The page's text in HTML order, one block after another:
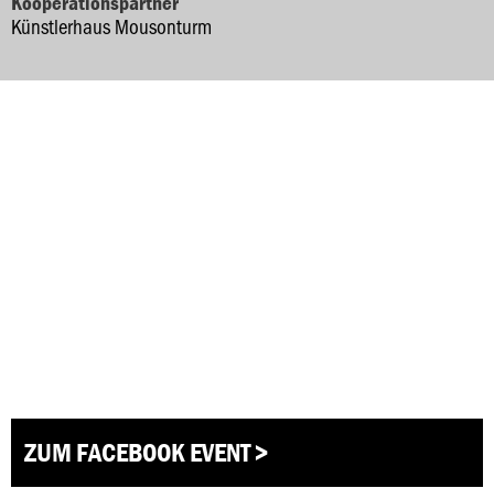
Künstlerhaus Mousonturm
ZUM FACEBOOK EVENT >